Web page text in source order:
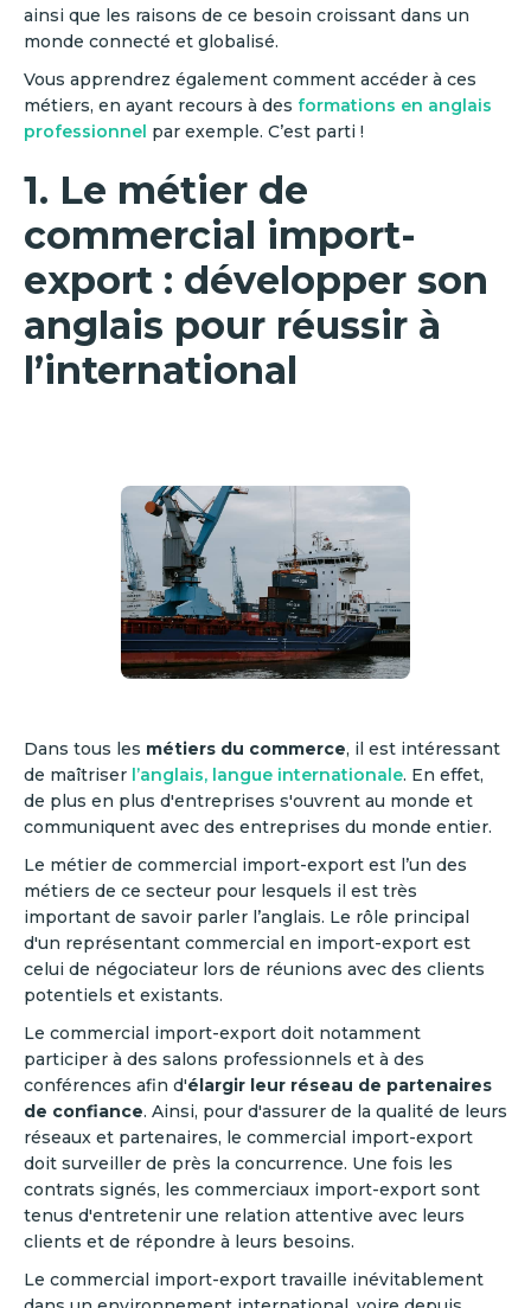
ainsi que les raisons de ce besoin croissant dans un
monde connecté et globalisé.
Vous apprendrez également comment accéder à ces
métiers, en ayant recours à des formations en anglais
professionnel par exemple. C’est parti !
1. Le métier de
commercial import-
export : développer son
anglais pour réussir à
l’international
Dans tous les métiers du commerce, il est intéressant
de maîtriser l’anglais, langue internationale. En effet,
de plus en plus d'entreprises s'ouvrent au monde et
communiquent avec des entreprises du monde entier.
Le métier de commercial import-export est l’un des
métiers de ce secteur pour lesquels il est très
important de savoir parler l’anglais. Le rôle principal
d'un représentant commercial en import-export est
celui de négociateur lors de réunions avec des clients
potentiels et existants.
Le commercial import-export doit notamment
participer à des salons professionnels et à des
conférences afin d'élargir leur réseau de partenaires
de confiance. Ainsi, pour d'assurer de la qualité de leurs
réseaux et partenaires, le commercial import-export
doit surveiller de près la concurrence. Une fois les
contrats signés, les commerciaux import-export sont
tenus d'entretenir une relation attentive avec leurs
clients et de répondre à leurs besoins.
Le commercial import-export travaille inévitablement